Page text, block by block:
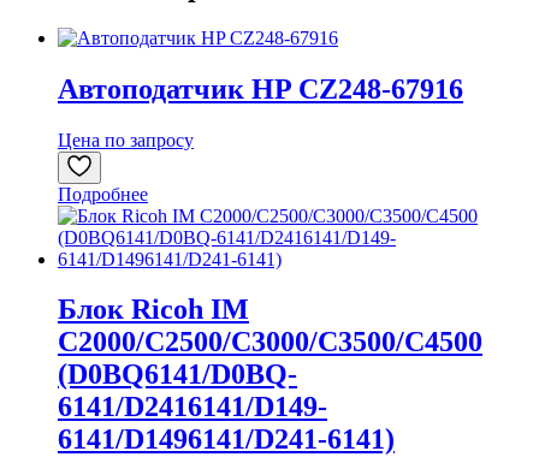
Автоподатчик HP CZ248-67916
Цена по запросу
Подробнее
Блок Ricoh IM
C2000/C2500/C3000/C3500/C4500
(D0BQ6141/D0BQ-
6141/D2416141/D149-
6141/D1496141/D241-6141)